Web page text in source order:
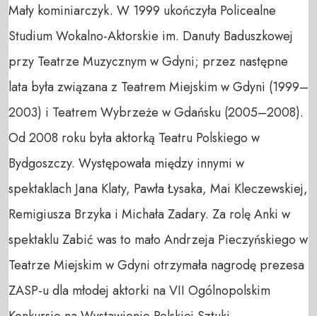
Mały kominiarczyk. W 1999 ukończyła Policealne
Studium Wokalno-Aktorskie im. Danuty Baduszkowej
przy Teatrze Muzycznym w Gdyni; przez następne
lata była związana z Teatrem Miejskim w Gdyni (1999–
2003) i Teatrem Wybrzeże w Gdańsku (2005–2008).
Od 2008 roku była aktorką Teatru Polskiego w
Bydgoszczy. Występowała między innymi w
spektaklach Jana Klaty, Pawła Łysaka, Mai Kleczewskiej,
Remigiusza Brzyka i Michała Zadary. Za rolę Anki w
spektaklu Zabić was to mało Andrzeja Pieczyńskiego w
Teatrze Miejskim w Gdyni otrzymała nagrodę prezesa
ZASP-u dla młodej aktorki na VII Ogólnopolskim